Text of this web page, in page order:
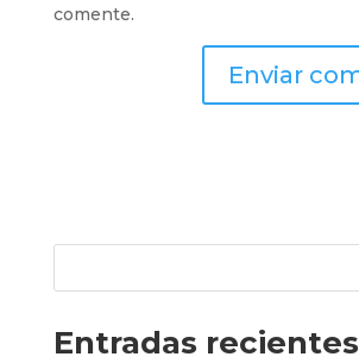
comente.
Entradas recientes